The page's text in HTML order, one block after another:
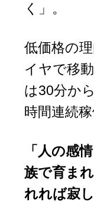
く」。
低価格の
イヤで移
は30分か
時間連続
「人の感
族で育ま
れれば寂